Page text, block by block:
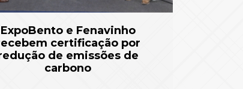
ExpoBento e Fenavinho
certificação por
de emissões de
carbono